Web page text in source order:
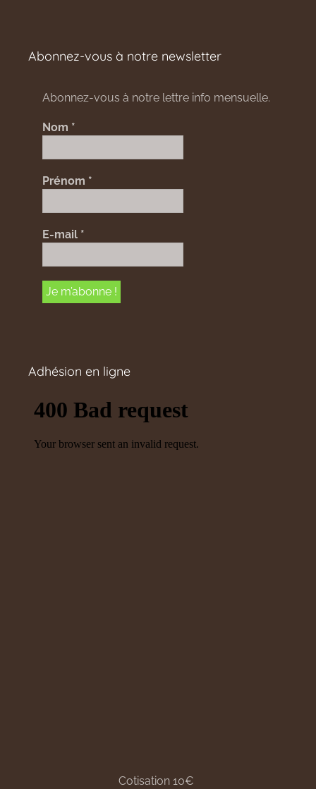
Abonnez-vous à notre newsletter
Abonnez-vous à notre lettre info mensuelle.
Nom *
Prénom *
E-mail *
Adhésion en ligne
Cotisation 10€